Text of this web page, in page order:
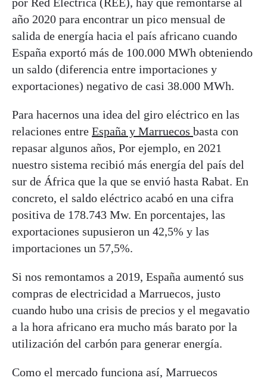
año 2020 para encontrar un pico mensual de
salida de energía hacia el país africano cuando
España exportó más de 100.000 MWh obteniendo
un saldo (diferencia entre importaciones y
exportaciones) negativo de casi 38.000 MWh.
Para hacernos una idea del giro eléctrico en las
relaciones entre España y Marruecos basta con
repasar algunos años, Por ejemplo, en 2021
nuestro sistema recibió más energía del país del
sur de África que la que se envió hasta Rabat. En
concreto, el saldo eléctrico acabó en una cifra
positiva de 178.743 Mw. En porcentajes, las
exportaciones supusieron un 42,5% y las
importaciones un 57,5%.
Si nos remontamos a 2019, España aumentó sus
compras de electricidad a Marruecos, justo
cuando hubo una crisis de precios y el megavatio
a la hora africano era mucho más barato por la
utilización del carbón para generar energía.
Como el mercado funciona así, Marruecos